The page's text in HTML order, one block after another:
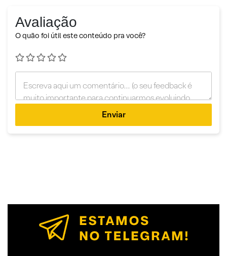
Avaliação
O quão foi útil este conteúdo pra você?
Enviar